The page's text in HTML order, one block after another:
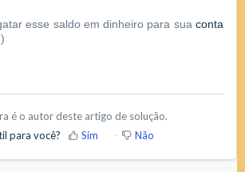
esse saldo em dinheiro para sua conta
é o autor deste artigo de solução.
para você?
Sim Não